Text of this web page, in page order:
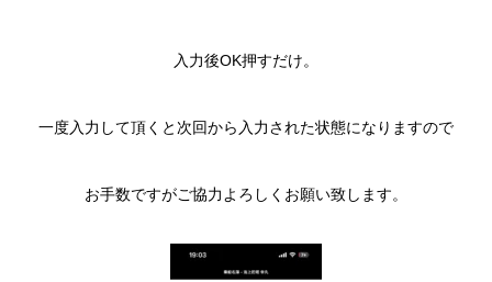
入力後OK押すだけ。
一度入力して頂くと次回から入力された状態になりますので
お手数ですがご協力よろしくお願い致します。